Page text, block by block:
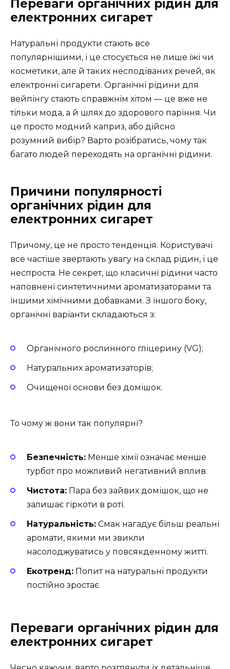
Переваги органічних рідин для
електронних сигарет
Натуральні продукти стають все
популярнішими, і це стосується не лише їжі чи
косметики, але й таких несподіваних речей, як
електронні сигарети. Органічні рідини для
вейпінгу стають справжнім хітом — це вже не
тільки мода, а й шлях до здорового паріння. Чи
це просто модний каприз, або дійсно
розумний вибір? Варто розібратись, чому так
багато людей переходять на органічні рідини.
Причини популярності
органічних рідин для
електронних сигарет
Причому, це не просто тенденція. Користувачі
все частіше звертають увагу на склад рідин, і це
неспроста. Не секрет, що класичні рідини часто
наповнені синтетичними ароматизаторами та
іншими хімічними добавками. З іншого боку,
органічні варіанти складаються з:
Органічного рослинного гліцерину (VG);
Натуральних ароматизаторів;
Очищеної основи без домішок.
То чому ж вони так популярні?
Безпечність: Менше хімії означає менше
турбот про можливий негативний вплив.
Чистота: Пара без зайвих домішок, що не
залишає гіркоти в роті.
Натуральність: Смак нагадує більш реальні
аромати, якими ми звикли
насолоджуватись у повсякденному житті.
Екотренд: Попит на натуральні продукти
постійно зростає.
Переваги органічних рідин для
електронних сигарет